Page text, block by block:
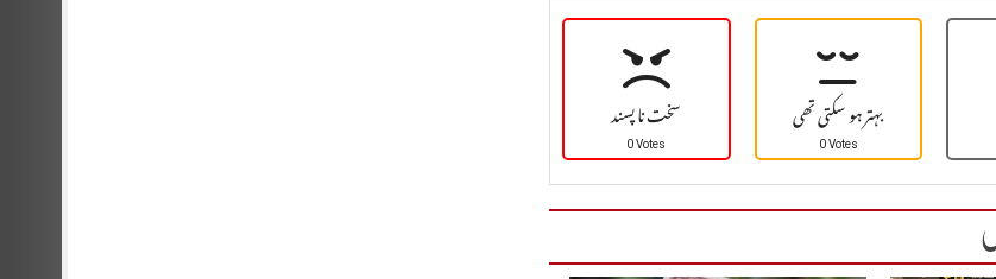
سخت نا پسند
0 Votes بہتر ہو سکتی تھی
0 Votes